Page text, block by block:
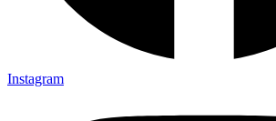
Instagram